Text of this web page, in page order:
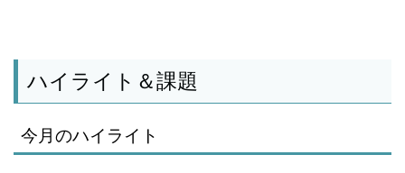
ハイライト＆課題
今月のハイライト